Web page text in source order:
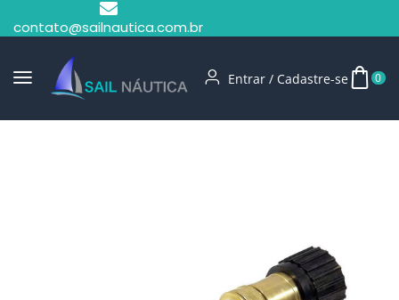
contato@sailnautica.com.br
Entrar / Cadastre-se 0